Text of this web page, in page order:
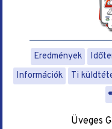
Eredmények
Információk
Ti
Üveges